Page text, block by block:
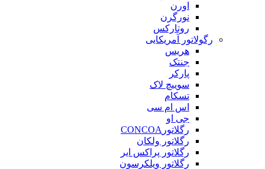
اورن
نورگرن
روتارکس
رگولاتور آمریکایی
هریس
جنتک
پارکر
سوییچ لاک
تسکام
اس ام سی
جی او
رگلاتورCONCOA
رگلاتور ولکان
رگلاتور پراکس ایر
رگلاتور ویلکرسون